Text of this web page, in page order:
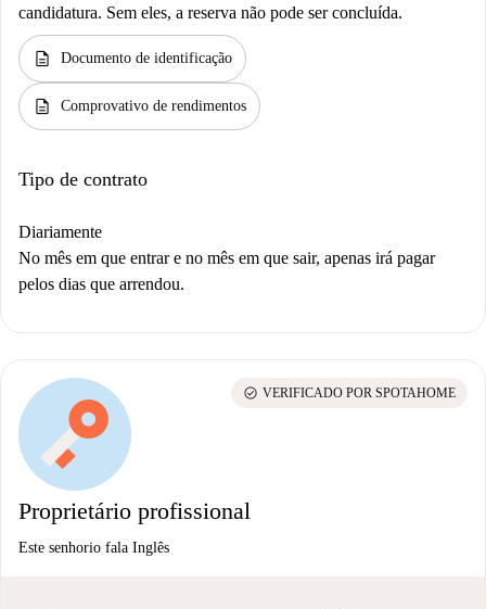
candidatura. Sem eles, a reserva não pode ser concluída.
description Documento de identificação
description Comprovativo de rendimentos
Tipo de contrato
Diariamente
No mês em que entrar e no mês em que sair, apenas irá pagar
pelos dias que arrendou.
Proprietário profissional
Este senhorio fala Inglês
check_circle VERIFICADO POR SPOTAHOME